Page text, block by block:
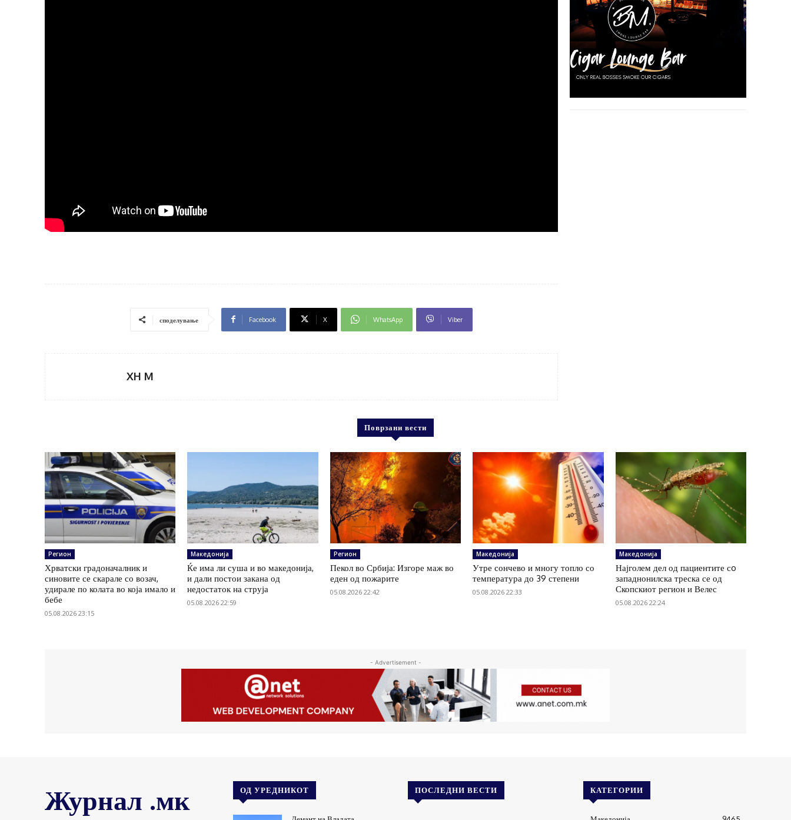
споделување Facebook X WhatsApp Viber
XH M
Поврзани вести
Регион
Хрватски градоначалник и
синовите се скарале со возач,
удирале по колата во која имало и
бебе
05.08.2026 23:15
Македонија
Ќе има ли суша и во македонија,
и дали постои закана од
недостаток на струја
05.08.2026 22:59
Регион
Пекол во Србија: Изгоре маж во
еден од пожарите
05.08.2026 22:42
Македонија
Утре сончево и многу топло со
температура до 39 степени
05.08.2026 22:33
Македонија
Најголем дел од пациентите сo
западнонилска треска се од
Скопскиот регион и Велес
05.08.2026 22:24
- Advertisement -
Журнал .мк ОД УРЕДНИКОТ ПОСЛЕДНИ ВЕСТИ КАТЕГОРИИ